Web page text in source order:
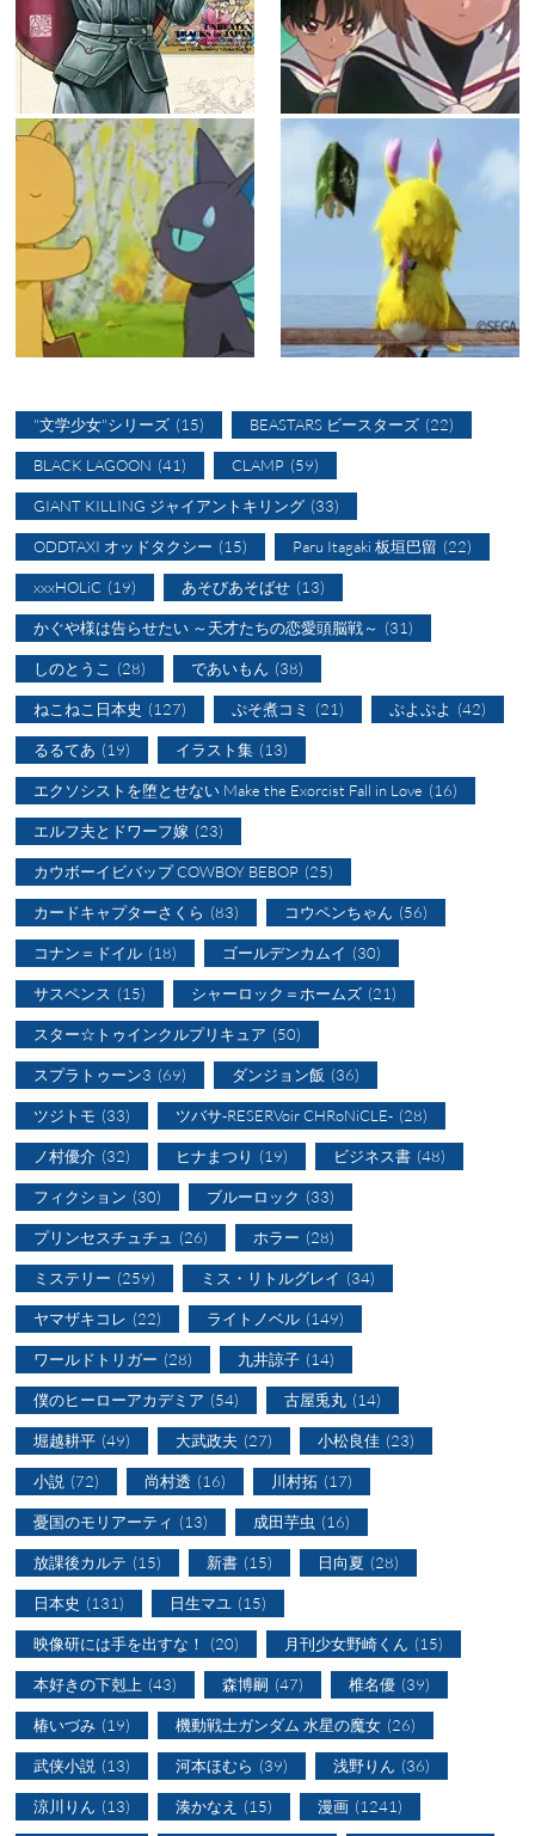
"文学少女"シリーズ (15) BEASTARS ビースターズ (22)
BLACK LAGOON (41) CLAMP (59)
GIANT KILLING ジャイアントキリング (33)
ODDTAXI オッドタクシー (15) Paru Itagaki 板垣巴留 (22)
xxxHOLiC (19) あそびあそばせ (13)
かぐや様は告らせたい ～天才たちの恋愛頭脳戦～ (31)
しのとうこ (28) であいもん (38)
ねこねこ日本史 (127) ぷそ煮コミ (21) ぷよぷよ (42)
るるてあ (19) イラスト集 (13)
エクソシストを堕とせない Make the Exorcist Fall in Love (16)
エルフ夫とドワーフ嫁 (23)
カウボーイビバップ COWBOY BEBOP (25)
カードキャプターさくら (83) コウペンちゃん (56)
コナン＝ドイル (18) ゴールデンカムイ (30)
サスペンス (15) シャーロック＝ホームズ (21)
スター☆トゥインクルプリキュア (50)
スプラトゥーン3 (69) ダンジョン飯 (36)
ツジトモ (33) ツバサ-RESERVoir CHRoNiCLE- (28)
ノ村優介 (32) ヒナまつり (19) ビジネス書 (48)
フィクション (30) ブルーロック (33)
プリンセスチュチュ (26) ホラー (28)
ミステリー (259) ミス・リトルグレイ (34)
ヤマザキコレ (22) ライトノベル (149)
ワールドトリガー (28) 九井諒子 (14)
僕のヒーローアカデミア (54) 古屋兎丸 (14)
堀越耕平 (49) 大武政夫 (27) 小松良佳 (23)
小説 (72) 尚村透 (16) 川村拓 (17)
憂国のモリアーティ (13) 成田芋虫 (16)
放課後カルテ (15) 新書 (15) 日向夏 (28)
日本史 (131) 日生マユ (15)
映像研には手を出すな！ (20) 月刊少女野崎くん (15)
本好きの下剋上 (43) 森博嗣 (47) 椎名優 (39)
椿いづみ (19) 機動戦士ガンダム 水星の魔女 (26)
武侠小説 (13) 河本ほむら (39) 浅野りん (36)
涼川りん (13) 湊かなえ (15) 漫画 (1241)